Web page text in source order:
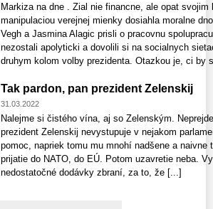
Markiza na dne . Zial nie financne, ale opat
manipulaciou verejnej mienky dosiahla moralne
Vegh a Jasmina Alagic prisli o pracovnu
nezostali apolyticki a dovolili si na socialnych
druhym kolom volby prezidenta. Otazkou je, ci by
Tak pardon, pan prezident Zelenskij
31.03.2022
Nalejme si čistého vína, aj so Zelenským.
prezident Zelenskij nevystupuje v nejakom
pomoc, napriek tomu mu mnohí nadšene a naivne
prijatie do NATO, do EÚ. Potom uzavretie neba.
nedostatočné dodávky zbraní, za to, že [...]